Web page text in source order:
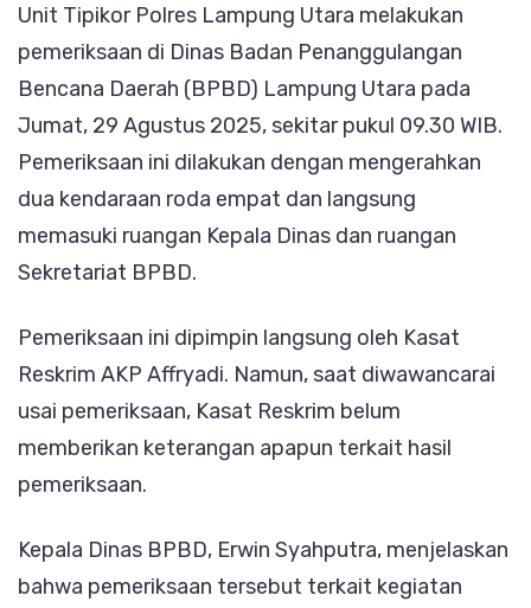
di
Dinas
BPBD
Unit Tipikor Polres Lampung Utara melakukan
pemeriksaan di Dinas Badan Penanggulangan
Bencana Daerah (BPBD) Lampung Utara pada
Jumat, 29 Agustus 2025, sekitar pukul 09.30 WIB.
Pemeriksaan ini dilakukan dengan mengerahkan
dua kendaraan roda empat dan langsung
memasuki ruangan Kepala Dinas dan ruangan
Sekretariat BPBD.
Pemeriksaan ini dipimpin langsung oleh Kasat
Reskrim AKP Affryadi. Namun, saat diwawancarai
usai pemeriksaan, Kasat Reskrim belum
memberikan keterangan apapun terkait hasil
pemeriksaan.
Kepala Dinas BPBD, Erwin Syahputra, menjelaskan
bahwa pemeriksaan tersebut terkait kegiatan